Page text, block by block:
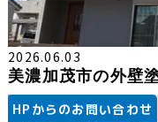
2026.06.03
美濃加茂市の外壁
HPからのお問い合わせ